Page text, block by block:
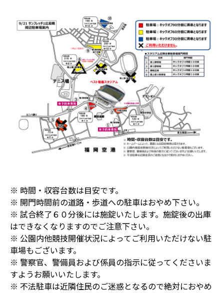
※ 時間・収容台数は目安です。
※ 開門時間前の道路・歩道への駐車はおやめ下さい。
※ 試合終了６０分後には施錠いたします。施錠後の出庫
はできなくなりますのでご注意下さい。
※ 公園内他競技開催状況によってご利用いただけない駐
車場もございます。
※ 警察官、警備員および係員の指示に従ってくださいま
すようお願いいたします。
※ 不法駐車は近隣住民のご迷惑となるので絶対におやめ